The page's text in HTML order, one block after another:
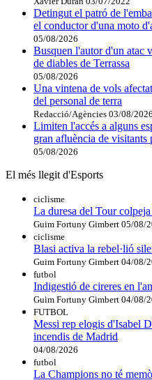
Detingut el patró de
el conductor d'una moto
05/08/2026
Busquen l'autor d'un atac
de diables de Terrassa
05/08/2026
Una vintena de vols
del personal de terra
Redacció/Agències 03/08/2026
Limiten l'accés a alguns
gran afluència de visitants
05/08/2026
El més llegit d'Esports
ciclisme
La duresa del Tour
Guim Fortuny Gimbert 05/08/
ciclisme
Blasi activa la rebel·lió
Guim Fortuny Gimbert 04/08/
futbol
Indigestió de cireres en
Guim Fortuny Gimbert 04/08/
FUTBOL
Messi rep elogis d'Isabel
incendis de Madrid
04/08/2026
futbol
La Champions no té